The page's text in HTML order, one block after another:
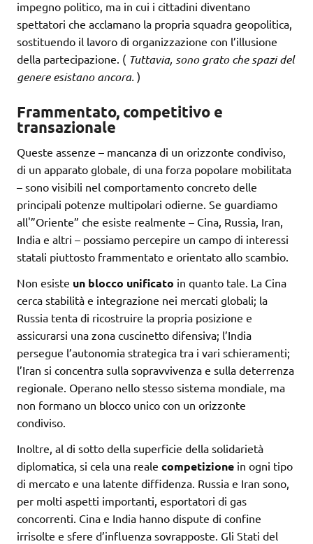
impegno politico, ma in cui i cittadini diventano
spettatori che acclamano la propria squadra geopolitica,
sostituendo il lavoro di organizzazione con l’illusione
della partecipazione. ( Tuttavia, sono grato che spazi del
genere esistano ancora. )
Frammentato, competitivo e
transazionale
Queste assenze – mancanza di un orizzonte condiviso,
di un apparato globale, di una forza popolare mobilitata
– sono visibili nel comportamento concreto delle
principali potenze multipolari odierne. Se guardiamo
all'”Oriente” che esiste realmente – Cina, Russia, Iran,
India e altri – possiamo percepire un campo di interessi
statali piuttosto frammentato e orientato allo scambio.
Non esiste un blocco unificato in quanto tale. La Cina
cerca stabilità e integrazione nei mercati globali; la
Russia tenta di ricostruire la propria posizione e
assicurarsi una zona cuscinetto difensiva; l’India
persegue l’autonomia strategica tra i vari schieramenti;
l’Iran si concentra sulla sopravvivenza e sulla deterrenza
regionale. Operano nello stesso sistema mondiale, ma
non formano un blocco unico con un orizzonte
condiviso.
Inoltre, al di sotto della superficie della solidarietà
diplomatica, si cela una reale competizione in ogni tipo
di mercato e una latente diffidenza. Russia e Iran sono,
per molti aspetti importanti, esportatori di gas
concorrenti. Cina e India hanno dispute di confine
irrisolte e sfere d’influenza sovrapposte. Gli Stati del